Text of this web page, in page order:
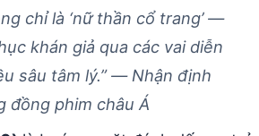
chỉ là ‘nữ thần cổ trang’ —
khán giả qua các vai diễn
sâu tâm lý.” — Nhận định
đồng phim châu Á